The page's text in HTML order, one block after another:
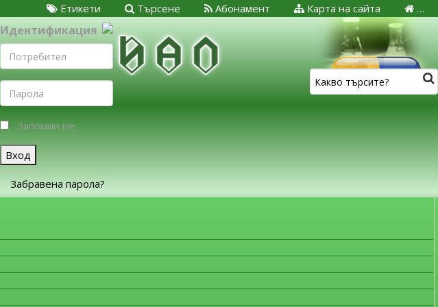
…
Карта на сайта
Абонамент
Търсене
Етикети
Идентификация
Запомни ме
Вход
Забравена парола?